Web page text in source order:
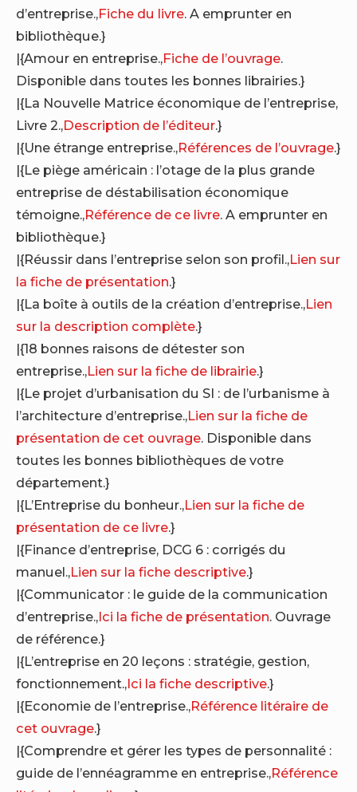
d’entreprise.,Fiche du livre. A emprunter en
bibliothèque.}
|{Amour en entreprise.,Fiche de l’ouvrage.
Disponible dans toutes les bonnes librairies.}
|{La Nouvelle Matrice économique de l’entreprise,
Livre 2.,Description de l’éditeur.}
|{Une étrange entreprise.,Références de l’ouvrage.}
|{Le piège américain : l’otage de la plus grande
entreprise de déstabilisation économique
témoigne.,Référence de ce livre. A emprunter en
bibliothèque.}
|{Réussir dans l’entreprise selon son profil.,Lien sur
la fiche de présentation.}
|{La boîte à outils de la création d’entreprise.,Lien
sur la description complète.}
|{18 bonnes raisons de détester son
entreprise.,Lien sur la fiche de librairie.}
|{Le projet d’urbanisation du SI : de l’urbanisme à
l’architecture d’entreprise.,Lien sur la fiche de
présentation de cet ouvrage. Disponible dans
toutes les bonnes bibliothèques de votre
département.}
|{L’Entreprise du bonheur.,Lien sur la fiche de
présentation de ce livre.}
|{Finance d’entreprise, DCG 6 : corrigés du
manuel.,Lien sur la fiche descriptive.}
|{Communicator : le guide de la communication
d’entreprise.,Ici la fiche de présentation. Ouvrage
de référence.}
|{L’entreprise en 20 leçons : stratégie, gestion,
fonctionnement.,Ici la fiche descriptive.}
|{Economie de l’entreprise.,Référence litéraire de
cet ouvrage.}
|{Comprendre et gérer les types de personnalité :
guide de l’ennéagramme en entreprise.,Référence